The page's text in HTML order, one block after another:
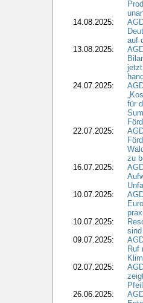
14.08.2025:
auf
13.08.2025:
24.07.2025:
für
22.07.2025:
zu
16.07.2025:
10.07.2025:
10.07.2025:
09.07.2025:
Ruf
02.07.2025:
26.06.2025: